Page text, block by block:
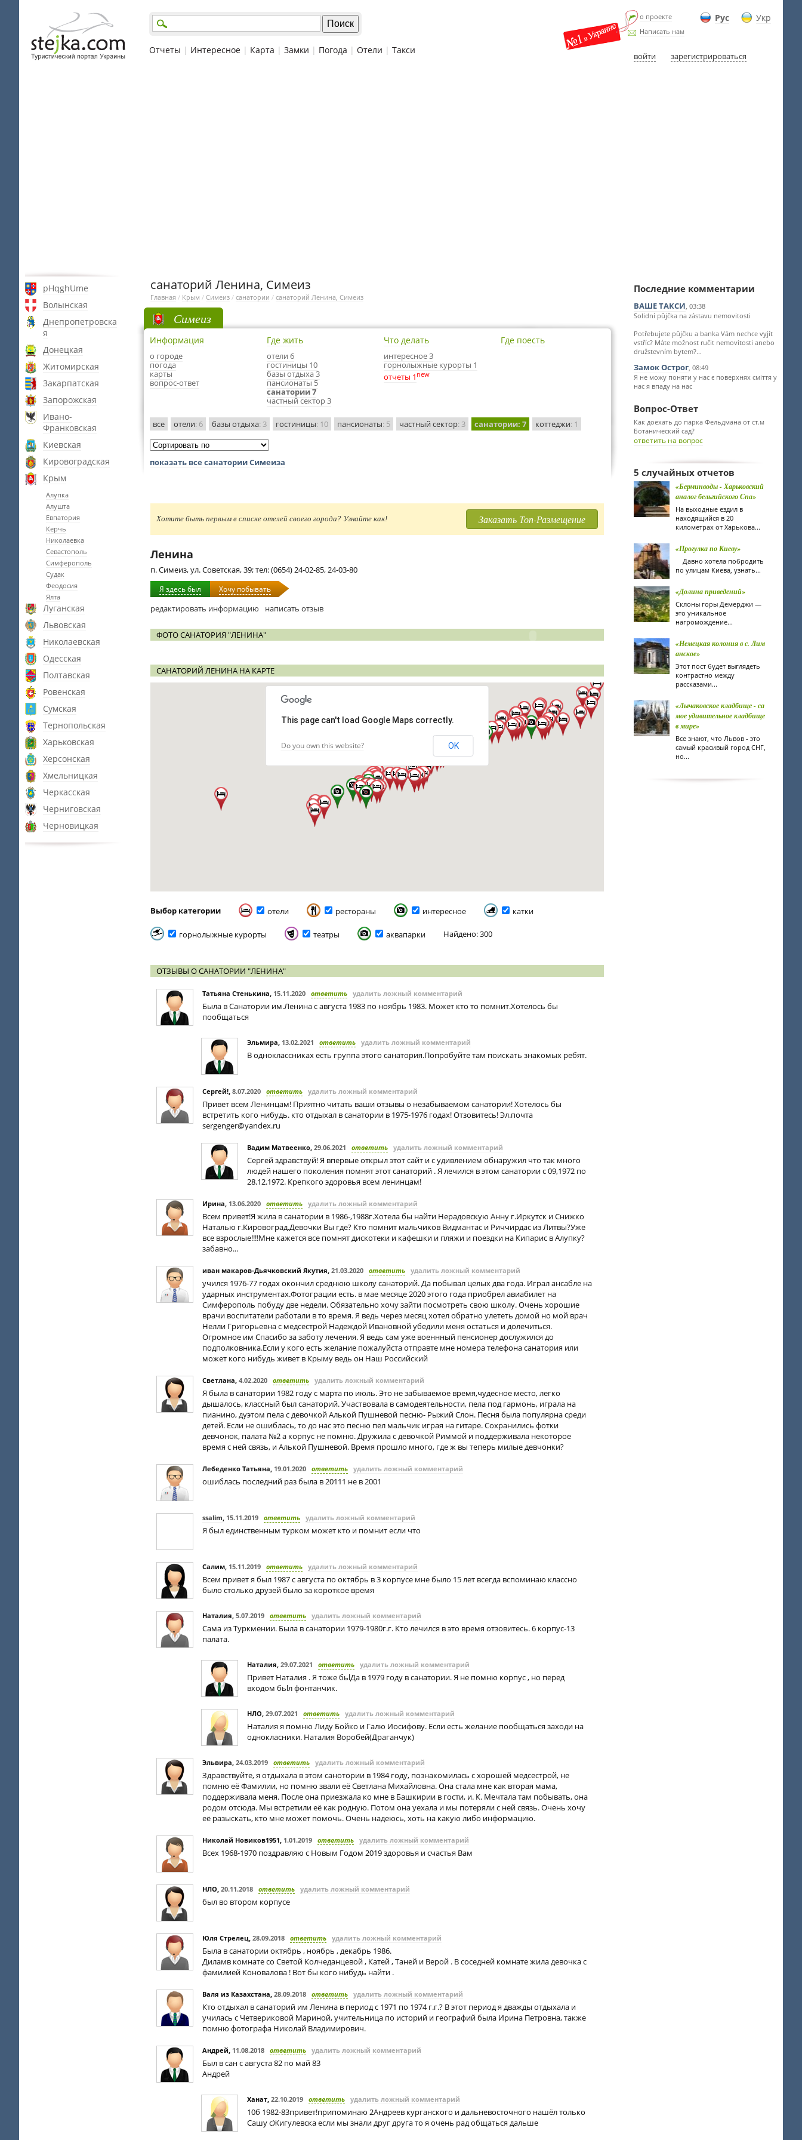
Рус Укр
о проекте
Написать нам
войти зарегистрироваться
Отчеты | Интересное | Карта | Замки | Погода | Отели | Такси
pHqghUme
Волынская
Днепропетровска
я
Донецкая
Житомирская
Закарпатская
Запорожская
Ивано-
Франковская
Киевская
Кировоградская
Крым
Алупка
Алушта
Евпатория
Керчь
Николаевка
Севастополь
Симферополь
Судак
Феодосия
Ялта
Луганская
Львовская
Николаевская
Одесская
Полтавская
Ровенская
Сумская
Тернопольская
Харьковская
Херсонская
Хмельницкая
Черкасская
Черниговская
Черновицкая
санаторий Ленина, Симеиз
Главная / Крым / Симеиз / санатории / санаторий Ленина, Симеиз
Симеиз
Информация
о городе
погода
карты
вопрос-ответ
Где жить
отели 6
гостиницы 10
базы отдыха 3
пансионаты 5
санатории 7
частный сектор 3
Что делать
интересное 3
горнолыжные курорты 1
отчеты 1 new
Где поесть
все отели: 6 базы отдыха: 3 гостиницы: 10 пансионаты: 5 частный сектор: 3 санатории: 7 коттеджи: 1
показать все санатории Симеиза
Хотите быть первым в списке отелей своего города? Узнайте как! Заказать Топ-Размещение
Ленина
п. Симеиз, ул. Советская, 39; тел: (0654) 24-02-85, 24-03-80
Я здесь был Хочу побывать
редактировать информацию написать отзыв
ФОТО САНАТОРИЯ "ЛЕНИНА"
САНАТОРИЙ ЛЕНИНА НА КАРТЕ
This page can't load Google Maps correctly.
Do you own this website? OK
Выбор категории отели рестораны интересное катки
горнолыжные курорты театры аквапарки Найдено: 300
ОТЗЫВЫ О САНАТОРИИ "ЛЕНИНА"
Татьяна Стенькина, 15.11.2020 ответить удалить ложный комментарий
Была в Санатории им.Ленина с августа 1983 по ноябрь 1983. Может кто то помнит.Хотелось бы
пообщаться
Эльмира, 13.02.2021 ответить удалить ложный комментарий
В одноклассниках есть группа этого санатория.Попробуйте там поискать знакомых ребят.
Сергей!, 8.07.2020 ответить удалить ложный комментарий
Привет всем Ленинцам! Приятно читать ваши отзывы о незабываемом санатории! Хотелось бы
встретить кого нибудь. кто отдыхал в санатории в 1975-1976 годах! Отзовитесь! Эл.почта
sergenger@yandex.ru
Вадим Матвеенко, 29.06.2021 ответить удалить ложный комментарий
Сергей здравствуй! Я впервые открыл этот сайт и с удивлением обнаружил что так много
людей нашего поколения помнят этот санаторий . Я лечился в этом санатории с 09,1972 по
28.12.1972. Крепкого эдоровья всем ленинцам!
Ирина, 13.06.2020 ответить удалить ложный комментарий
Всем привет!Я жила в санатории в 1986-,1988г.Хотела бы найти Нерадовскую Анну г.Иркутск и Снижко
Наталью г.Кировоград.Девочки Вы где? Кто помнит мальчиков Видмантас и Риччирдас из Литвы?Уже
все взрослые!!!!Мне кажется все помнят дискотеки и кафешки и пляжи и поездки на Кипарис в Алупку?
забавно...
иван макаров-Дьячковский Якутия, 21.03.2020 ответить удалить ложный комментарий
учился 1976-77 годах окончил среднюю школу санаторий. Да побывал целых два года. Играл ансабле на
ударных инструментах.Фотограции есть. в мае месяце 2020 этого года приобрел авиабилет на
Симферополь побуду две недели. Обязательно хочу зайти посмотреть свою школу. Очень хорошие
врачи воспитатели работали в то время. Я ведь через месяц хотел обратно улететь домой но мой врач
Нелли Григорьевна с медсестрой Надеждой Ивановной убедили меня остаться и долечиться.
Огромное им Спасибо за заботу лечения. Я ведь сам уже военнный пенсионер дослужился до
подполковника.Если у кого есть желание пожалуйста отправте мне номера телефона санатория или
может кого нибудь живет в Крыму ведь он Наш Российский
Светлана, 4.02.2020 ответить удалить ложный комментарий
Я была в санатории 1982 году с марта по июль. Это не забываемое время,чудесное место, легко
дышалось, классный был санаторий. Участвовала в самодеятельности, пела под гармонь, играла на
пианино, дуэтом пела с девочкой Алькой Пушневой песню- Рыжий Слон. Песня была популярна среди
детей. Если не ошиблась, то до нас это песню пел мальчик играя на гитаре. Сохранились фотки
девчонок, палата №2 а корпус не помню. Дружила с девочкой Риммой и поддерживала некоторое
время с ней связь, и Алькой Пушневой. Время прошло много, где ж вы теперь милые девчонки?
Лебеденко Татьяна, 19.01.2020 ответить удалить ложный комментарий
ошиблась последний раз была в 20111 не в 2001
ssalim, 15.11.2019 ответить удалить ложный комментарий
Я был единственным турком может кто и помнит если что
Салим, 15.11.2019 ответить удалить ложный комментарий
Всем привет я был 1987 с августа по октябрь в 3 корпусе мне было 15 лет всегда вспоминаю классно
было столько друзей было за короткое время
Наталия, 5.07.2019 ответить удалить ложный комментарий
Сама из Туркмении. Была в санатории 1979-1980г.г. Кто лечился в это время отзовитесь. 6 корпус-13
палата.
Наталия, 29.07.2021 ответить удалить ложный комментарий
Привет Наталия . Я тоже бьlДа в 1979 году в санатории. Я не помню корпус , но перед
входом бьlл фонтанчик.
НЛО, 29.07.2021 ответить удалить ложный комментарий
Наталия я помню Лиду Бойко и Галю Иосифову. Если есть желание пообщаться заходи на
однокласники. Наталия Воробей(Драганчук)
Эльвира, 24.03.2019 ответить удалить ложный комментарий
Здравствуйте, я отдыхала в этом санотории в 1984 году, познакомилась с хорошей медсестрой, не
помню её Фамилии, но помню звали её Светлана Михайловна. Она стала мне как вторая мама,
поддерживала меня. После она приезжала ко мне в Башкирии в гости, и. К. Мечтала там побывать, она
родом отсюда. Мы встретили её как родную. Потом она уехала и мы потеряли с ней связь. Очень хочу
её разыскать, кто мне может помочь. Очень надеюсь, хоть на какую либо информацию.
Николай Новиков1951, 1.01.2019 ответить удалить ложный комментарий
Всех 1968-1970 поздравляю с Новым Годом 2019 здоровья и счастья Вам
НЛО, 20.11.2018 ответить удалить ложный комментарий
был во втором корпусе
Юля Стрелец, 28.09.2018 ответить удалить ложный комментарий
Была в санатории октябрь , ноябрь , декабрь 1986.
Диламв комнате со Светой Колчеданцевой , Катей , Таней и Верой . В соседней комнате жила девочка с
фамилией Коновалова ! Вот бы кого нибудь найти .
Валя из Казахстана, 28.09.2018 ответить удалить ложный комментарий
Кто отдыхал в санаторий им Ленина в период с 1971 по 1974 г.г.? В этот период я дважды отдыхала и
училась с Четвериковой Мариной, учительница по историй и географий была Ирина Петровна, также
помню фотографа Николай Владимирович.
Андрей, 11.08.2018 ответить удалить ложный комментарий
Был в сан с августа 82 по май 83
Андрей
Ханат, 22.10.2019 ответить удалить ложный комментарий
10б 1982-83привет!припоминаю 2Андреев курганского и дальневосточного нашёл только
Сашу сЖигулевска если мы знали друг друга то я очень рад общаться дальше
Последние комментарии
ВАШЕ ТАКСИ, 03:38
Solidní půjčka na zástavu nemovitosti
Potřebujete půjčku a banka Vám nechce vyjít
vstříc? Máte možnost ručit nemovitosti anebo
družstevním bytem?...
Замок Острог, 08:49
Я не можу поняти у нас є поверхнях сміття у
нас я впаду на нас
Вопрос-Ответ
Как доехать до парка Фельдмана от ст.м
Ботанический сад?
ответить на вопрос
5 случайных отчетов
«Берминводы - Харьковский
аналог бельгийского Спа»
На выходные ездил в
находящийся в 20
километрах от Харькова...
«Прогулка по Киеву»
Давно хотела побродить
по улицам Киева, узнать...
«Долина приведений»
Склоны горы Демерджи —
это уникальное
нагромождение...
«Немецкая колония в с. Лим
анское»
Этот пост будет выглядеть
контрастно между
рассказами...
«Лычаковское кладбище - са
мое удивительное кладбище
в мире»
Все знают, что Львов - это
самый красивый город СНГ,
но...